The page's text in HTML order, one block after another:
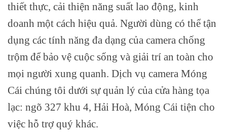
thiết thực, cải thiện năng suất lao động, kinh
doanh một cách hiệu quả. Người dùng có thể tận
dụng các tính năng đa dạng của camera chống
trộm để bảo vệ cuộc sống và giải trí an toàn cho
mọi người xung quanh. Dịch vụ camera Móng
Cái chúng tôi dưới sự quản lý của cửa hàng tọa
lạc: ngõ 327 khu 4, Hải Hoà, Móng Cái tiện cho
việc hỗ trợ quý khác.